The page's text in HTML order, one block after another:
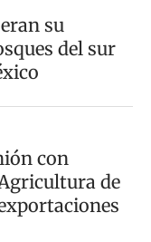
su
del sur
con
de